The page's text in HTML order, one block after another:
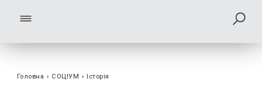
Головна › СОЦІУМ › Історія